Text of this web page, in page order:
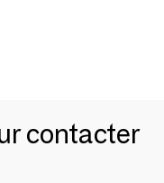
contacter